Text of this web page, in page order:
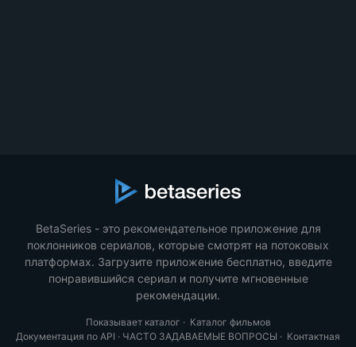
BetaSeries - это рекомендательное приложение для
поклонников сериалов, которые смотрят на потоковых
платформах. Загрузите приложение бесплатно, введите
понравившийся сериал и получите мгновенные
рекомендации.
Показывает каталог · Каталог фильмов
Документация по API · ЧАСТО ЗАДАВАЕМЫЕ ВОПРОСЫ · Контактная